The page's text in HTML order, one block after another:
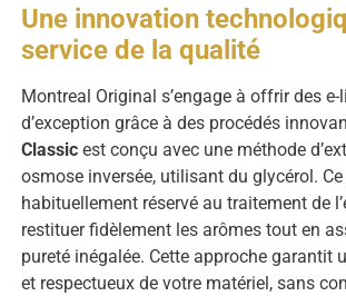
Une innovation
service de la qualité
Montreal Original s’engage à offrir des
d’exception grâce à des procédés
Classic est conçu avec une méthode
osmose inversée, utilisant du glycérol. Ce
habituellement réservé au traitement de
restituer fidèlement les arômes tout en
pureté inégalée. Cette approche garantit
et respectueux de votre matériel, sans